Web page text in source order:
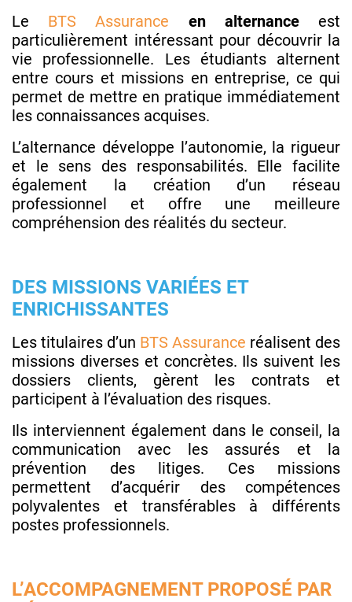
Le BTS Assurance en alternanceest
particulièrement intéressant pour découvrir la
vie professionnelle. Les étudiants alternent
entre cours et missions en entreprise, ce qui
permet de mettre en pratique immédiatement
les connaissances acquises.
L’alternance développe l’autonomie, la rigueur
et le sens des responsabilités. Elle facilite
également la création d’un réseau
professionnel et offre une meilleure
compréhension des réalités du secteur.
DES MISSIONS VARIÉES ET
ENRICHISSANTES
Les titulaires d’un BTS Assurance réalisent des
missions diverses et concrètes. Ils suivent les
dossiers clients, gèrent les contrats et
participent à l’évaluation des risques.
Ils interviennent également dans le conseil, la
communication avec les assurés et la
prévention des litiges. Ces missions
permettent d’acquérir des compétences
polyvalentes et transférables à différents
postes professionnels.
L’ACCOMPAGNEMENT PROPOSÉ PAR